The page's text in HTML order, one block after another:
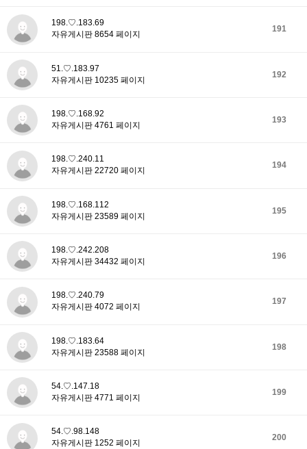
191
198.♡.183.69
자유게시판 8654 페이지
192
51.♡.183.97
자유게시판 10235 페이지
193
198.♡.168.92
자유게시판 4761 페이지
194
198.♡.240.11
자유게시판 22720 페이지
195
198.♡.168.112
자유게시판 23589 페이지
196
198.♡.242.208
자유게시판 34432 페이지
197
198.♡.240.79
자유게시판 4072 페이지
198
198.♡.183.64
자유게시판 23588 페이지
199
54.♡.147.18
자유게시판 4771 페이지
200
54.♡.98.148
자유게시판 1252 페이지